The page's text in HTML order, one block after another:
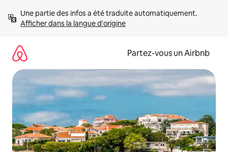
directement
Afficher dans la langue d'origine
Partez-vous un Airbnb